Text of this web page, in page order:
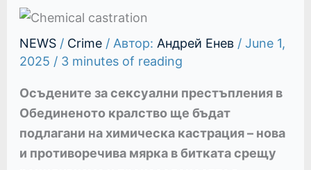
NEWS/ Crime/ Автор: Андрей Енев / June 1,
2025 / 3 minutes of reading
Осъдените за сексуални престъпления в
Обединеното кралство ще бъдат
подлагани на химическа кастрация – нова
и противоречива мярка в битката срещу